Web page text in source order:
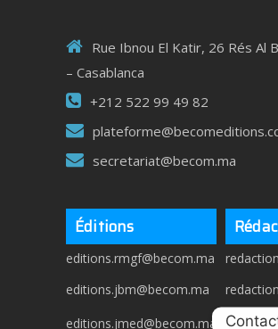
Rue Ibnou El Katir, 26 Rés Al
– Casablanca
+212 522 99 49 82
secretariat@becom.ma
Éditions
editions.rmgf@becom.ma
editions.jbm@becom.ma
editions.jmed@becom.ma